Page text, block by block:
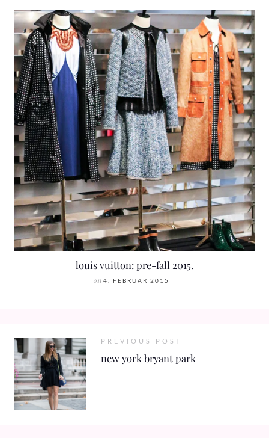
louis vuitton: pre-fall 2015.
on 4. FEBRUAR 2015
PREVIOUS POST
new york bryant park